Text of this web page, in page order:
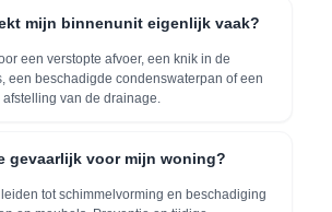
mijn binnenunit eigenlijk vaak?
een verstopte afvoer, een knik in de
een beschadigde condenswaterpan of een
afstelling van de drainage.
gevaarlijk voor mijn woning?
tot schimmelvorming en beschadiging